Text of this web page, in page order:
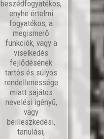
beszédfogyatékos,
enyhe értelmi
fogyatékos, a
megismerő
funkciók, vagy a
viselkedés
fejlődésének
tartós és súlyos
rendellenessége
miatt sajátos
nevelési igényű,
vagy
beilleszkedési,
tanulási,